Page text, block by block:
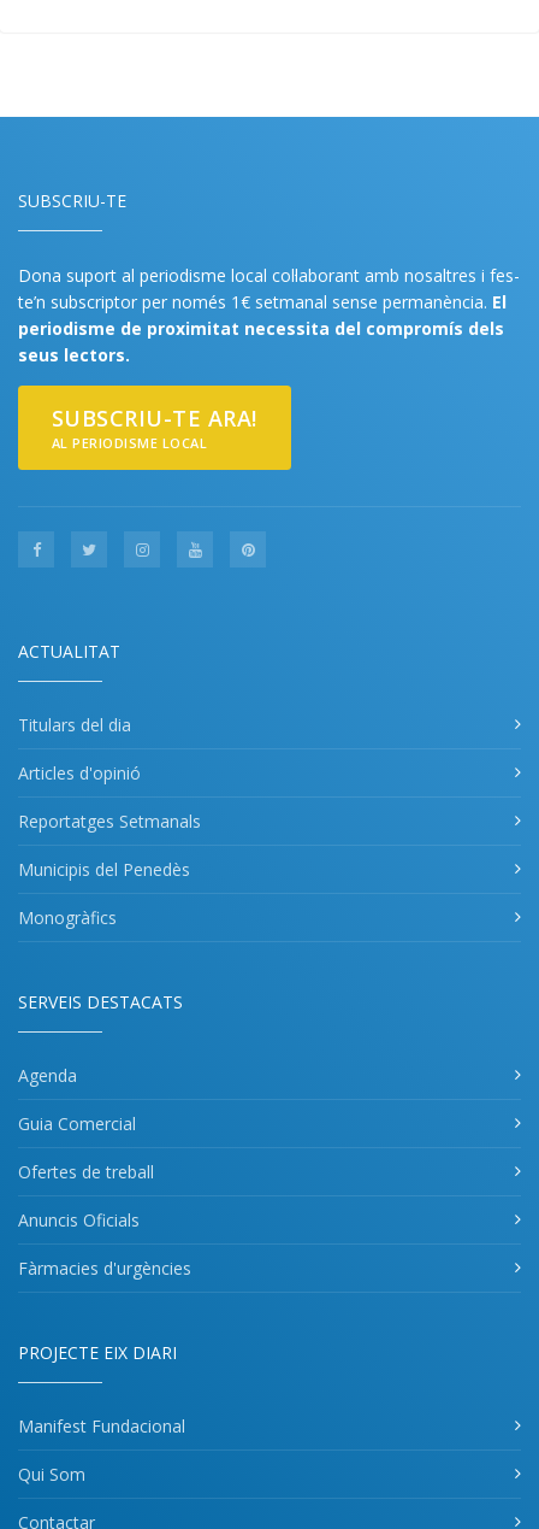
SUBSCRIU-TE
Dona suport al periodisme local col·laborant amb nosaltres i fes-
te’n subscriptor per només 1€ setmanal sense permanència. El
periodisme de proximitat necessita del compromís dels
seus lectors.
SUBSCRIU-TE ARA!
AL PERIODISME LOCAL
ACTUALITAT
Titulars del dia
Articles d'opinió
Reportatges Setmanals
Municipis del Penedès
Monogràfics
SERVEIS DESTACATS
Agenda
Guia Comercial
Ofertes de treball
Anuncis Oficials
Fàrmacies d'urgències
PROJECTE EIX DIARI
Manifest Fundacional
Qui Som
Contactar